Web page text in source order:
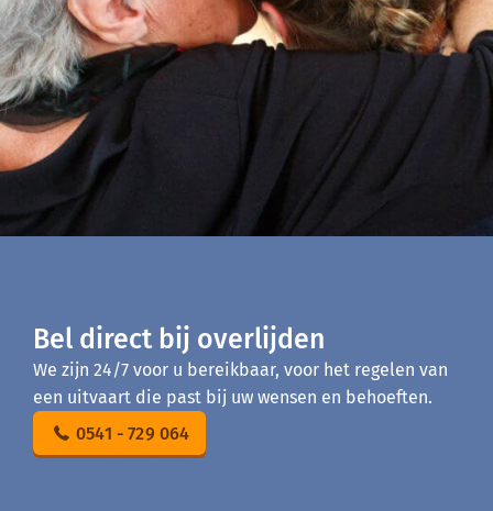
Bel direct bij overlijden
We zijn 24/7 voor u bereikbaar, voor het regelen van
een uitvaart die past bij uw wensen en behoeften.
0541 - 729 064